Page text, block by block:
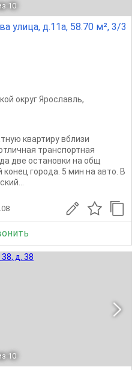
10
улица, д.11а, 58.70 м², 3/3
округ Ярославль,
квартиру вблизи
транспортная
две остановки на общ
города. 5 мин на авто. В
10